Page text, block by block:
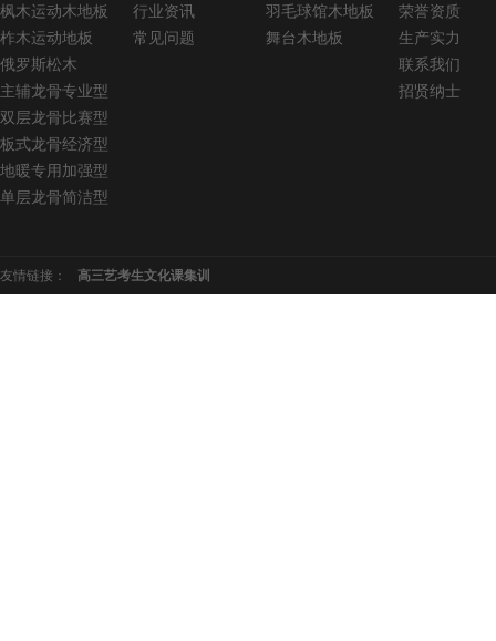
枫木运动木地板
柞木运动地板
俄罗斯松木
主辅龙骨专业型
双层龙骨比赛型
板式龙骨经济型
地暖专用加强型
单层龙骨简洁型
行业资讯
常见问题
羽毛球馆木地板
舞台木地板
荣誉资质
生产实力
联系我们
招贤纳士
友情链接： 高三艺考生文化课集训